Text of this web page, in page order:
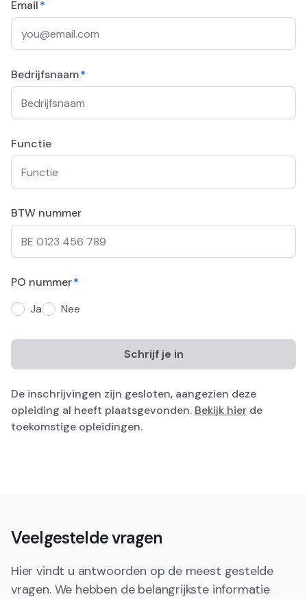
Email*
Bedrijfsnaam*
Functie
BTW nummer
PO nummer*
Ja
Nee
De inschrijvingen zijn gesloten, aangezien deze
opleiding al heeft plaatsgevonden. Bekijk hier de
toekomstige opleidingen.
Veelgestelde vragen
Hier vindt u antwoorden op de meest gestelde
vragen. We hebben de belangrijkste informatie